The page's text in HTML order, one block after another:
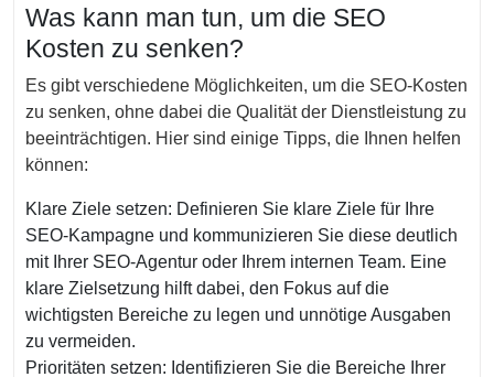
Was kann man tun, um die SEO
Kosten zu senken?
Es gibt verschiedene Möglichkeiten, um die SEO-Kosten
zu senken, ohne dabei die Qualität der Dienstleistung zu
beeinträchtigen. Hier sind einige Tipps, die Ihnen helfen
können:
Klare Ziele setzen: Definieren Sie klare Ziele für Ihre
SEO-Kampagne und kommunizieren Sie diese deutlich
mit Ihrer SEO-Agentur oder Ihrem internen Team. Eine
klare Zielsetzung hilft dabei, den Fokus auf die
wichtigsten Bereiche zu legen und unnötige Ausgaben
zu vermeiden.
Prioritäten setzen: Identifizieren Sie die Bereiche Ihrer